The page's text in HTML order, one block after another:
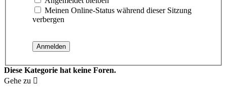
Meinen Online-Status während dieser Sitzung
verbergen
Diese Kategorie hat keine Foren.
Gehe zu